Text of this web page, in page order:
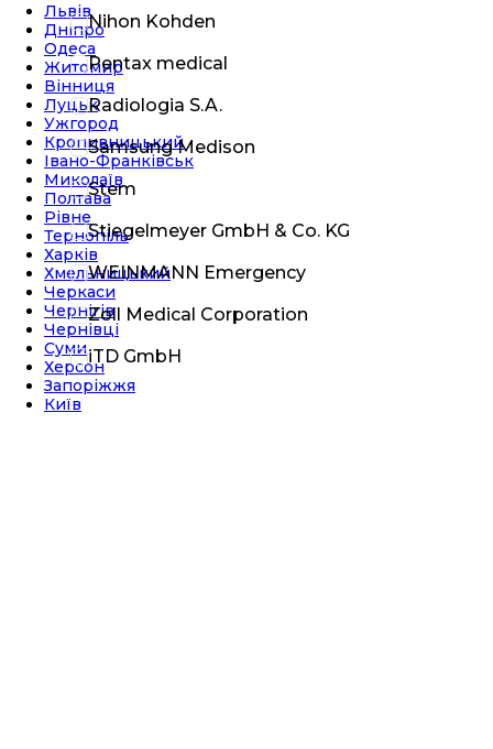
Nihon Kohden
Pentax medical
Radiologia S.A.
Samsung Medison
Stem
Stiegelmeyer GmbH & Co. KG
WEINMANN Emergency
Zoll Medical Corporation
iTD GmbH
Львів
Дніпро
Одеса
Житомир
Вінниця
Луцьк
Ужгород
Кропивницький
Івано-Франківськ
Миколаїв
Полтава
Рівне
Тернопіль
Харків
Хмельницький
Черкаси
Чернігів
Чернівці
Суми
Херсон
Запоріжжя
Київ